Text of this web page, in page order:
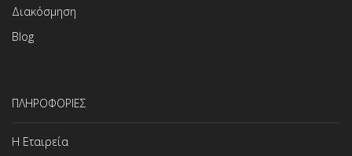
Διακόσμηση
Blog
ΠΛΗΡΟΦΟΡΙΕΣ
Η Εταιρεία